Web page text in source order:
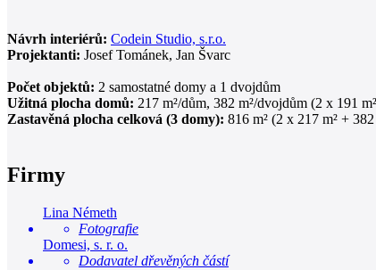
Návrh interiérů: Codein Studio, s.r.o.
Projektanti: Josef Tománek, Jan Švarc
Počet objektů: 2 samostatné domy a 1 dvojdům
Užitná plocha domů: 217 m²/dům, 382 m²/dvojdům (2 x 191
Zastavěná plocha celková (3 domy): 816 m² (2 x 217 m² + 382
Firmy
Lina Németh
Fotografie
Domesi, s. r. o.
Dodavatel dřevěných částí